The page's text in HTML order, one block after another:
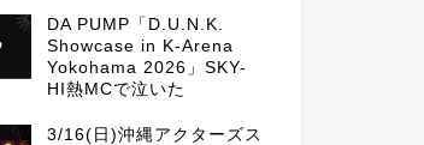
DA PUMP「D.U.N.K.
Showcase in K-Arena
Yokohama 2026」SKY-
HI熱MCで泣いた
3/16(日)沖縄アクターズス